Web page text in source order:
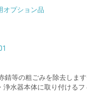
オプション品
錆等の粗ごみを除去しま
浄水器本体に取り付ける